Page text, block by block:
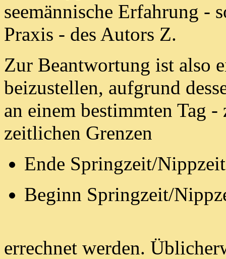
seemännische Erfahrung -
Praxis - des Autors Z.
Zur Beantwortung ist also
beizustellen, aufgrund
an einem bestimmten Tag
zeitlichen Grenzen
Ende Springzeit/
Beginn Springzeit/
errechnet werden.